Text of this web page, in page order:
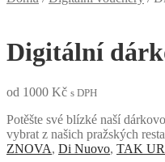
Digitální
od 1000 Kč s DPH
Potěšte své blízké naší
vybrat z našich pražských
ZNOVA, Di Nuovo, TAK